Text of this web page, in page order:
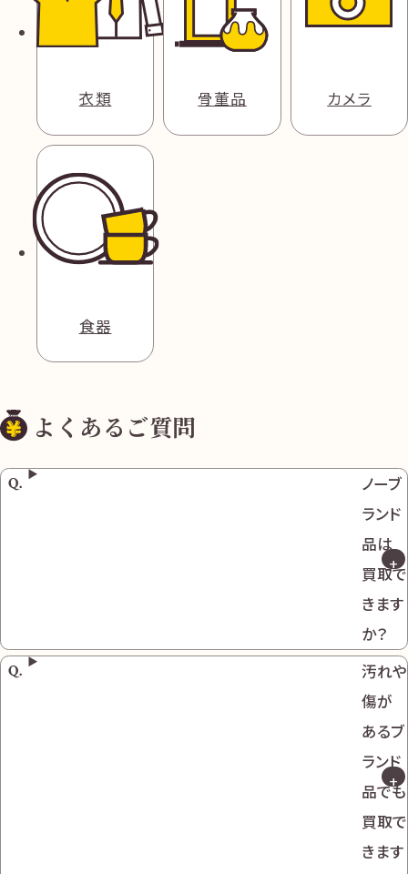
衣類 骨董品 カメラ
食器
よくあるご質問
ノーブ
ランド
品は
買取で
きます
か？
汚れや
傷が
あるブ
ランド
品でも
買取で
きます